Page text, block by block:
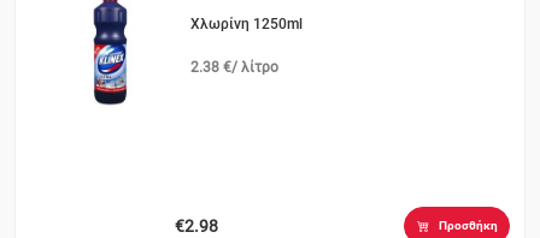
Χλωρίνη 1250ml
2.38 €/ λίτρο
€2.98 Προσθήκη